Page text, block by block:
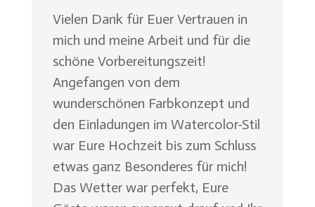
Vielen Dank für Euer Vertrauen in
mich und meine Arbeit und für die
schöne Vorbereitungszeit!
Angefangen von dem
wunderschönen Farbkonzept und
den Einladungen im Watercolor-Stil
war Eure Hochzeit bis zum Schluss
etwas ganz Besonderes für mich!
Das Wetter war perfekt, Eure